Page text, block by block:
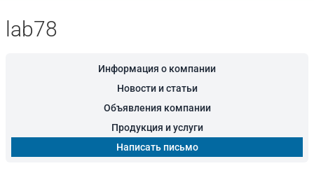
lab78
Информация о компании
Новости и статьи
Объявления компании
Продукция и услуги
Написать письмо